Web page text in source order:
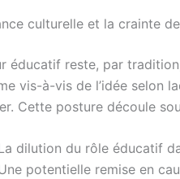
culturelle et la crainte
éducatif reste, par
vis-à-vis de l’idée selon
Cette posture découle
dilution du rôle éducatif
potentielle remise en